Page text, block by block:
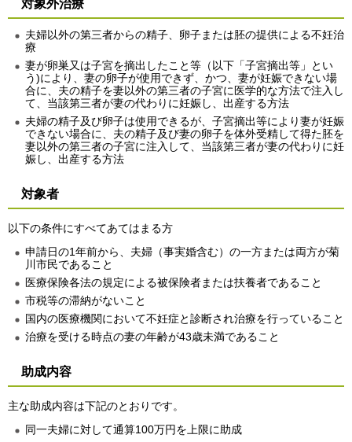
対象外治療
夫婦以外の第三者からの精子、卵子または胚の提供による不妊治
療
妻が卵巣又は子宮を摘出したこと等（以下「子宮摘出等」とい
う)により、妻の卵子が使用できず、かつ、妻が妊娠できない場
合に、夫の精子を妻以外の第三者の子宮に医学的な方法で注入し
て、当該第三者が妻の代わりに妊娠し、出産する方法
夫婦の精子及び卵子は使用できるが、子宮摘出等により妻が妊娠
できない場合に、夫の精子及び妻の卵子を体外受精して得た胚を
妻以外の第三者の子宮に注入して、当該第三者が妻の代わりに妊
娠し、出産する方法
対象者
以下の条件にすべてあてはまる方
申請日の1年前から、夫婦（事実婚含む）の一方または両方が菊
川市民であること
医療保険各法の規定による被保険者または扶養者であること
市税等の滞納がないこと
国内の医療機関において不妊症と診断され治療を行っていること
治療を受ける時点の妻の年齢が43歳未満であること
助成内容
主な助成内容は下記のとおりです。
同一夫婦に対して通算100万円を上限に助成